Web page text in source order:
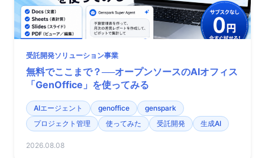
受託開発ソリューション事業
無料でここまで？──オープンソースのAIオフィス
「GenOffice」を使ってみる
AIエージェント genoffice
genspark
プロジェクト管理
使ってみた 受託開発 生成AI
2026.08.08